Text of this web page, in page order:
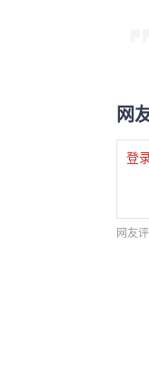
网
登
网友